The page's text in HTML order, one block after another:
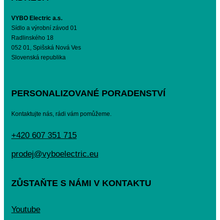
VYBO Electric a.s.
Sídlo a výrobní závod 01
Radlinského 18
052 01, Spišská Nová Ves
Slovenská republika
PERSONALIZOVANÉ PORADENSTVÍ
Kontaktujte nás, rádi vám pomůžeme.
+420 607 351 715
prodej@vyboelectric.eu
ZŮSTAŇTE S NÁMI V KONTAKTU
Youtube